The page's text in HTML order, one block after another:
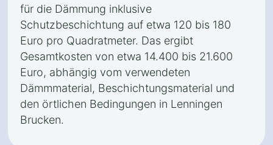
für die Dämmung inklusive
Schutzbeschichtung auf etwa 120 bis 180
Euro pro Quadratmeter. Das ergibt
Gesamtkosten von etwa 14.400 bis 21.600
Euro, abhängig vom verwendeten
Dämmmaterial, Beschichtungsmaterial und
den örtlichen Bedingungen in Lenningen
Brucken.